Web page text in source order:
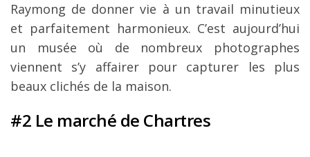
Raymong de donner vie à un travail minutieux
et parfaitement harmonieux. C’est aujourd’hui
un musée où de nombreux photographes
viennent s’y affairer pour capturer les plus
beaux clichés de la maison.
#2 Le marché de Chartres